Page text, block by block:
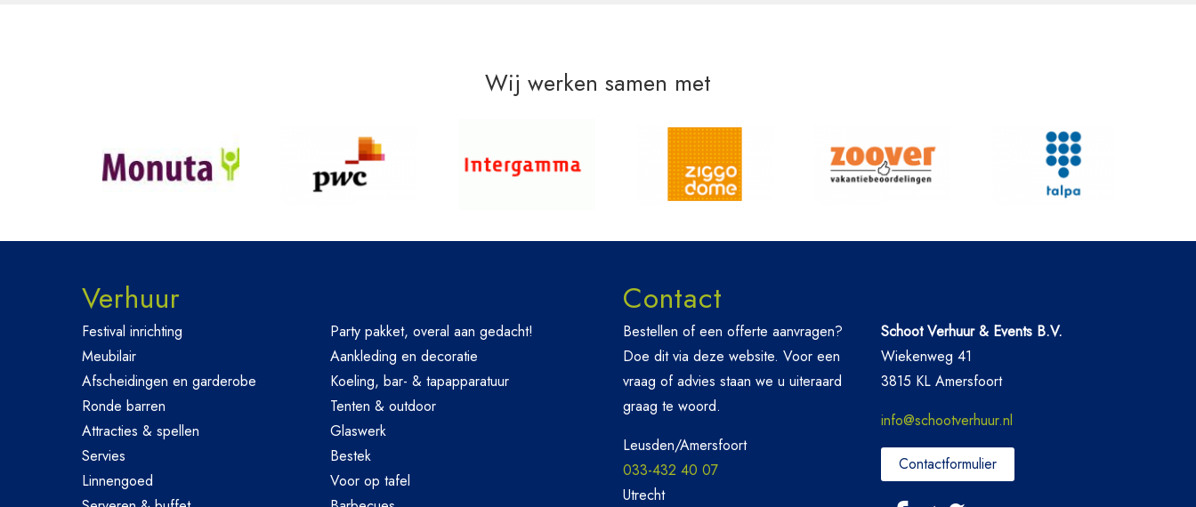
Wij werken samen met
Verhuur
Festival inrichting
Party pakket, overal aan gedacht!
Meubilair
Aankleding en decoratie
Afscheidingen en garderobe
Koeling, bar- & tapapparatuur
Ronde barren
Tenten & outdoor
Attracties & spellen
Glaswerk
Servies
Bestek
Linnengoed
Voor op tafel
Contact
Bestellen of een offerte aanvragen?
Doe dit via deze website. Voor een
vraag of advies staan we u uiteraard
graag te woord.
Leusden/Amersfoort
033-432 40 07
Utrecht
Schoot Verhuur & Events B.V.
Wiekenweg 41
3815 KL Amersfoort
info@schootverhuur.nl
Contactformulier